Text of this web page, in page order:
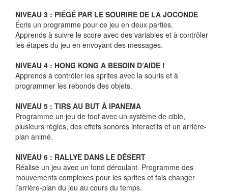
NIVEAU 3 : PIÉGÉ PAR LE SOURIRE DE LA JOCONDE
Écris un programme pour ce jeu en deux parties.
Apprends à suivre le score avec des variables et à contrôler
les étapes du jeu en envoyant des messages.
NIVEAU 4 : HONG KONG A BESOIN D’AIDE !
Apprends à contrôler les sprites avec la souris et à
programmer les rebonds des objets.
NIVEAU 5 : TIRS AU BUT À IPANEMA
Programme un jeu de foot avec un système de cible,
plusieurs règles, des effets sonores interactifs et un arrière-
plan animé.
NIVEAU 6 : RALLYE DANS LE DÉSERT
Réalise un jeu avec un fond déroulant. Programme des
mouvements complexes pour les sprites et fais changer
l’arrière-plan du jeu au cours du temps.